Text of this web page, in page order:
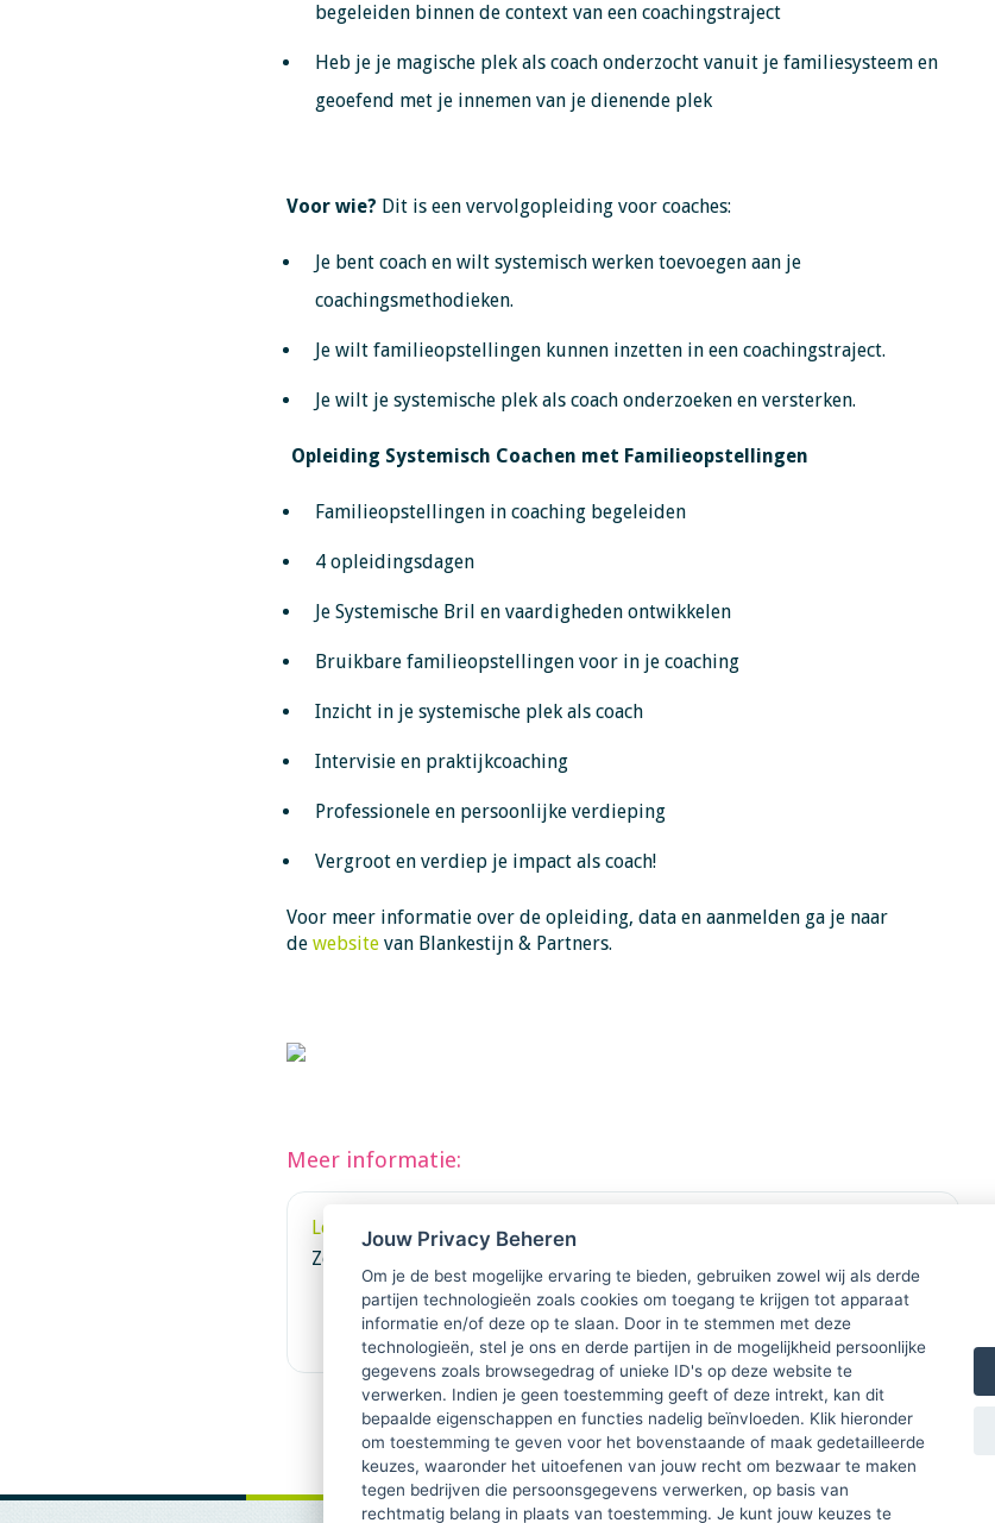
begeleiden binnen de context van een coachingstraject
Heb je je magische plek als coach onderzocht vanuit je familiesysteem en
geoefend met je innemen van je dienende plek
Voor wie? Dit is een vervolgopleiding voor coaches:
Je bent coach en wilt systemisch werken toevoegen aan je
coachingsmethodieken.
Je wilt familieopstellingen kunnen inzetten in een coachingstraject.
Je wilt je systemische plek als coach onderzoeken en versterken.
Opleiding Systemisch Coachen met Familieopstellingen
Familieopstellingen in coaching begeleiden
4 opleidingsdagen
Je Systemische Bril en vaardigheden ontwikkelen
Bruikbare familieopstellingen voor in je coaching
Inzicht in je systemische plek als coach
Intervisie en praktijkcoaching
Professionele en persoonlijke verdieping
Vergroot en verdiep je impact als coach!
Voor meer informatie over de opleiding, data en aanmelden ga je naar
de websitevan Blankestijn & Partners.
Meer informatie:
Locatie
Zeist
Thema:
Coaching
Jouw Privacy Beheren
Om je de best mogelijke ervaring te bieden, gebruiken zowel wij als derde
partijen technologieën zoals cookies om toegang te krijgen tot apparaat
informatie en/of deze op te slaan. Door in te stemmen met deze
technologieën, stel je ons en derde partijen in de mogelijkheid persoonlijke
gegevens zoals browsegedrag of unieke ID's op deze website te
verwerken. Indien je geen toestemming geeft of deze intrekt, kan dit
bepaalde eigenschappen en functies nadelig beïnvloeden. Klik hieronder
om toestemming te geven voor het bovenstaande of maak gedetailleerde
keuzes, waaronder het uitoefenen van jouw recht om bezwaar te maken
tegen bedrijven die persoonsgegevens verwerken, op basis van
rechtmatig belang in plaats van toestemming. Je kunt jouw keuzes te